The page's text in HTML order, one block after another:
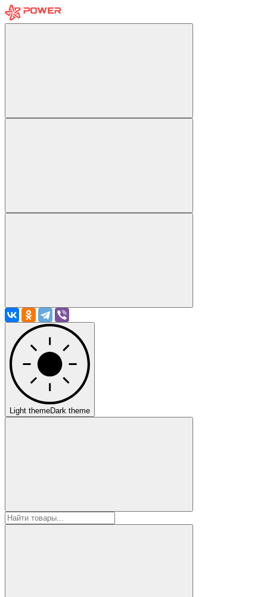
Light themeDark theme